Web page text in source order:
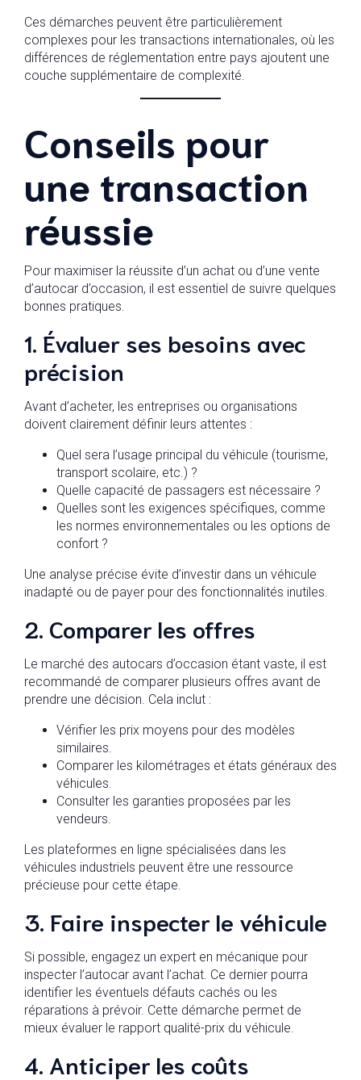
Ces démarches peuvent être particulièrement
complexes pour les transactions internationales, où les
différences de réglementation entre pays ajoutent une
couche supplémentaire de complexité.
Conseils pour
une transaction
réussie
Pour maximiser la réussite d’un achat ou d’une vente
d’autocar d’occasion, il est essentiel de suivre quelques
bonnes pratiques.
1. Évaluer ses besoins avec
précision
Avant d’acheter, les entreprises ou organisations
doivent clairement définir leurs attentes :
Quel sera l’usage principal du véhicule (tourisme,
transport scolaire, etc.) ?
Quelle capacité de passagers est nécessaire ?
Quelles sont les exigences spécifiques, comme
les normes environnementales ou les options de
confort ?
Une analyse précise évite d’investir dans un véhicule
inadapté ou de payer pour des fonctionnalités inutiles.
2. Comparer les offres
Le marché des autocars d’occasion étant vaste, il est
recommandé de comparer plusieurs offres avant de
prendre une décision. Cela inclut :
Vérifier les prix moyens pour des modèles
similaires.
Comparer les kilométrages et états généraux des
véhicules.
Consulter les garanties proposées par les
vendeurs.
Les plateformes en ligne spécialisées dans les
véhicules industriels peuvent être une ressource
précieuse pour cette étape.
3. Faire inspecter le véhicule
Si possible, engagez un expert en mécanique pour
inspecter l’autocar avant l’achat. Ce dernier pourra
identifier les éventuels défauts cachés ou les
réparations à prévoir. Cette démarche permet de
mieux évaluer le rapport qualité-prix du véhicule.
4. Anticiper les coûts